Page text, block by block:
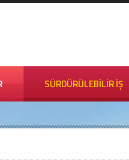
SÜRDÜRÜLEBİLİR İŞ